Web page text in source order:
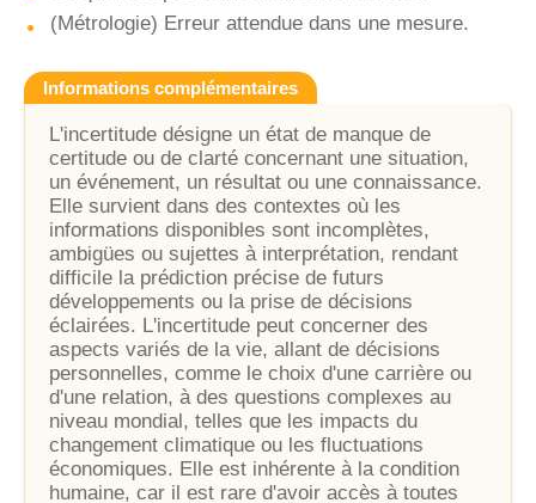
(Métrologie) Erreur attendue dans une mesure.
Informations complémentaires
L'incertitude désigne un état de manque de
certitude ou de clarté concernant une situation,
un événement, un résultat ou une connaissance.
Elle survient dans des contextes où les
informations disponibles sont incomplètes,
ambigües ou sujettes à interprétation, rendant
difficile la prédiction précise de futurs
développements ou la prise de décisions
éclairées. L'incertitude peut concerner des
aspects variés de la vie, allant de décisions
personnelles, comme le choix d'une carrière ou
d'une relation, à des questions complexes au
niveau mondial, telles que les impacts du
changement climatique ou les fluctuations
économiques. Elle est inhérente à la condition
humaine, car il est rare d'avoir accès à toutes